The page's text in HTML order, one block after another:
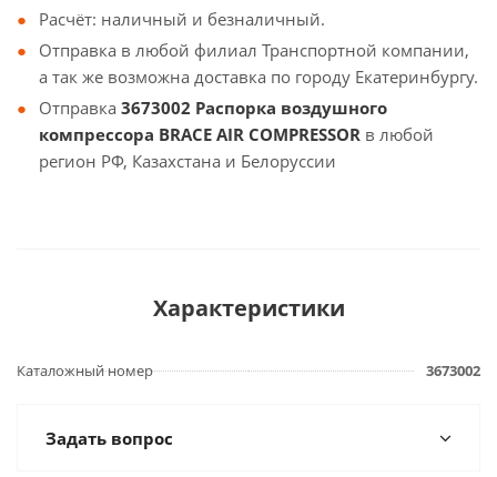
Расчёт: наличный и безналичный.
Отправка в любой филиал Транспортной компании,
а так же возможна доставка по городу Екатеринбургу.
Отправка 3673002 Распорка воздушного
компрессора BRACE AIR COMPRESSOR в любой
регион РФ, Казахстана и Белоруссии
Характеристики
Каталожный номер 3673002
Задать вопрос